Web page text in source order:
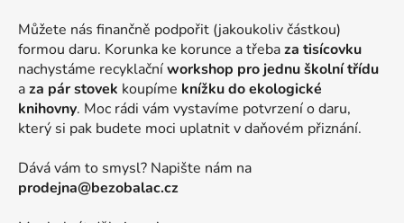
Můžete nás finančně podpořit (jakoukoliv částkou)
formou daru. Korunka ke korunce a třebaza tisícovku
nachystáme recyklačníworkshop pro jednu školní třídu
aza pár stovek koupíme knížku do ekologické
knihovny. Moc rádi vám vystavíme potvrzení o daru,
který si pak budete moci uplatnit v daňovém přiznání.
Dává vám to smysl? Napište nám na
prodejna@bezobalac.cz